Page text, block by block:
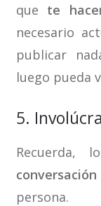
que te
necesario
publicar
luego pueda
5.
Recuerda,
conversación
persona.